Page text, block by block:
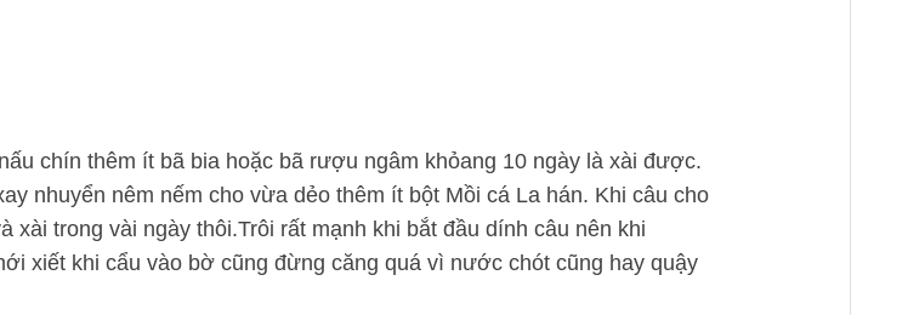
chín thêm ít bã bia hoặc bã rượu ngâm khỏang 10 ngày là xài được.
nhuyển nêm nếm cho vừa dẻo thêm ít bột Mồi cá La hán. Khi câu cho
trong vài ngày thôi.Trôi rất mạnh khi bắt đầu dính câu nên khi
xiết khi cẩu vào bờ cũng đừng căng quá vì nước chót cũng hay quậy